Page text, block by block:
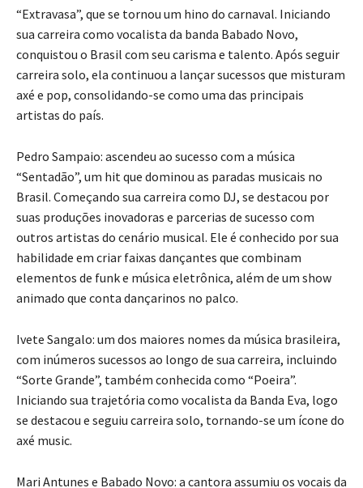
“Extravasa”, que se tornou um hino do carnaval. Iniciando
sua carreira como vocalista da banda Babado Novo,
conquistou o Brasil com seu carisma e talento. Após seguir
carreira solo, ela continuou a lançar sucessos que misturam
axé e pop, consolidando-se como uma das principais
artistas do país.
Pedro Sampaio: ascendeu ao sucesso com a música
“Sentadão”, um hit que dominou as paradas musicais no
Brasil. Começando sua carreira como DJ, se destacou por
suas produções inovadoras e parcerias de sucesso com
outros artistas do cenário musical. Ele é conhecido por sua
habilidade em criar faixas dançantes que combinam
elementos de funk e música eletrônica, além de um show
animado que conta dançarinos no palco.
Ivete Sangalo: um dos maiores nomes da música brasileira,
com inúmeros sucessos ao longo de sua carreira, incluindo
“Sorte Grande”, também conhecida como “Poeira”.
Iniciando sua trajetória como vocalista da Banda Eva, logo
se destacou e seguiu carreira solo, tornando-se um ícone do
axé music.
Mari Antunes e Babado Novo: a cantora assumiu os vocais da